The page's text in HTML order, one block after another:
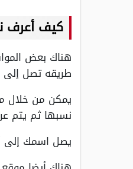
كيف أعرف
طريقه تصل إلى
نسبها ثم يتم
يصل اسمك إلى